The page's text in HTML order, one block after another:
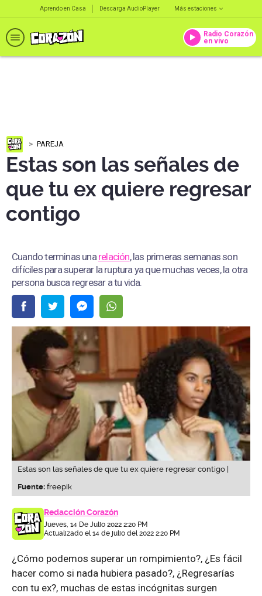
Aprendo en Casa Descarga AudioPlayer Más estaciones
Radio Corazón
en vivo
PAREJA
Estas son las señales de
que tu ex quiere regresar
contigo
Cuando terminas una relación, las primeras semanas son
difíciles para superar la ruptura ya que muchas veces, la otra
persona busca regresar a tu vida.
Estas son las señales de que tu ex quiere regresar contigo |
Fuente: freepik
Redacción Corazón
Jueves, 14 De Julio 2022 2:20 PM
Actualizado el 14 de julio del 2022 2:20 PM
¿Cómo podemos superar un rompimiento?, ¿Es fácil
hacer como si nada hubiera pasado?, ¿Regresarías
con tu ex?, muchas de estas incógnitas surgen